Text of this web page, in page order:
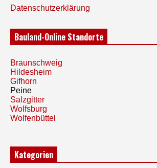
Datenschutzerklärung
Bauland-Online Standorte
Braunschweig
Hildesheim
Gifhorn
Peine
Salzgitter
Wolfsburg
Wolfenbüttel
Kategorien